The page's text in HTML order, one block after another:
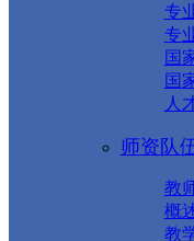
专
专
国
国
人
师资队
教
概
教